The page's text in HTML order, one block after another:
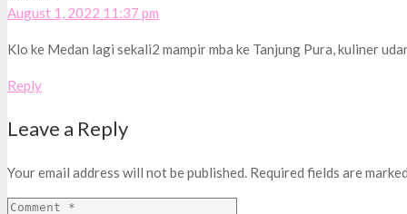
August 1, 2022 11:37 pm
Klo ke Medan lagi sekali2 mampir mba ke Tanjung Pura, kuliner
Reply
Leave a Reply
Your email address will not be published. Required fields are